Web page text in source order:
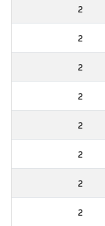
2
2
2
2
2
2
2
2